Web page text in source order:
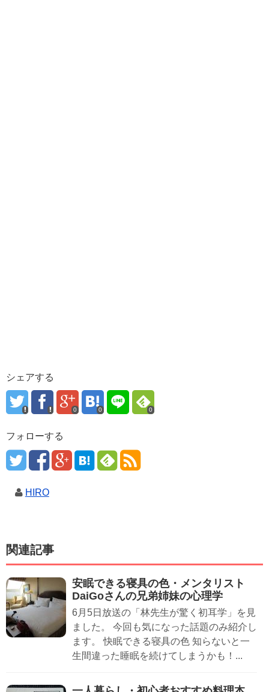
シェアする
0 0 0
フォローする
HIRO
関連記事
安眠できる寝具の色・メンタリスト
DaiGoさんの兄弟姉妹の心理学
6月5日放送の「林先生が驚く初耳学」を見
ました。 今回も気になった話題のみ紹介し
ます。 快眠できる寝具の色 知らないと一
生間違った睡眠を続けてしまうかも！...